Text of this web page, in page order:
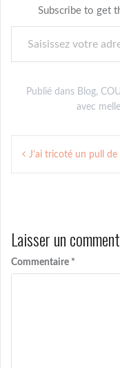
Subscribe to get
Saisissez votre adresse e-mail…
Publié dans Blog,
avec
Navigation
J’ai tricoté un pull de
Laisser un
Commentaire *